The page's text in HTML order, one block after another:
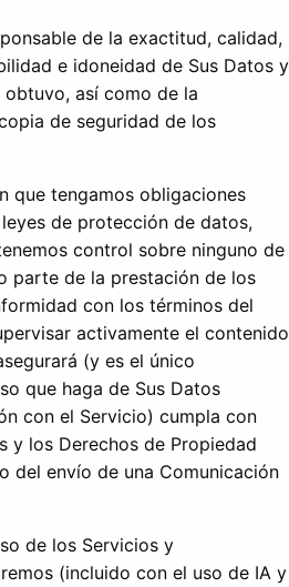
de la exactitud, calidad,
e idoneidad de Sus Datos y
así como de la
de seguridad de los
que tengamos obligaciones
de protección de datos,
control sobre ninguno de
parte de la prestación de los
con los términos del
activamente el contenido
(y es el único
que haga de Sus Datos
con el Servicio) cumpla con
y los Derechos de Propiedad
del envío de una Comunicación
de los Servicios y
(incluido con el uso de IA y